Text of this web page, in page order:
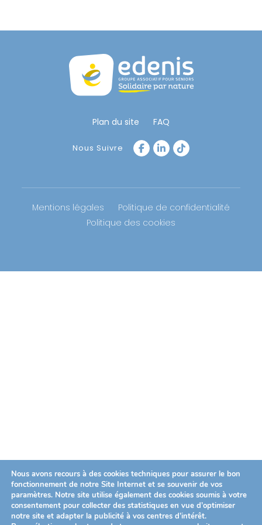
Plan du site FAQ
Nous Suivre
Mentions légales
Politique de confidentialité
Politique des cookies
Nous avons recours à des cookies techniques pour assurer le bon
fonctionnement de notre Site Internet et se souvenir de vos
paramètres. Notre site utilise également des cookies soumis à votre
consentement pour collecter des statistiques en vue d’optimiser
notre site et adapter la publicité à vos centres d’intérêt.